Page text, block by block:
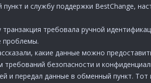
и службу поддержки BestChange,
требовала ручной
проблемы.
какие данные можно
безопасности и
и передал данные в обменный пункт.